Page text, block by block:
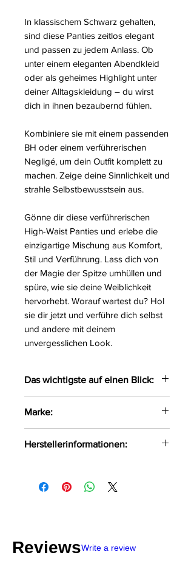
In klassischem Schwarz gehalten,
sind diese Panties zeitlos elegant
und passen zu jedem Anlass. Ob
unter einem eleganten Abendkleid
oder als geheimes Highlight unter
deiner Alltagskleidung – du wirst
dich in ihnen bezaubernd fühlen.
Kombiniere sie mit einem passenden
BH oder einem verführerischen
Negligé, um dein Outfit komplett zu
machen. Zeige deine Sinnlichkeit und
strahle Selbstbewusstsein aus.
Gönne dir diese verführerischen
High-Waist Panties und erlebe die
einzigartige Mischung aus Komfort,
Stil und Verführung. Lass dich von
der Magie der Spitze umhüllen und
spüre, wie sie deine Weiblichkeit
hervorhebt. Worauf wartest du? Hol
sie dir jetzt und verführe dich selbst
und andere mit deinem
unvergesslichen Look.
Das wichtigste auf einen Blick:
Panties gefertigt aus zarter
Spitze
Das weiche Material liegt
Farbe:
schwarz
Marke:
Herstellerinformationen:
Krolewska Street 1
ReviewsWrite a review